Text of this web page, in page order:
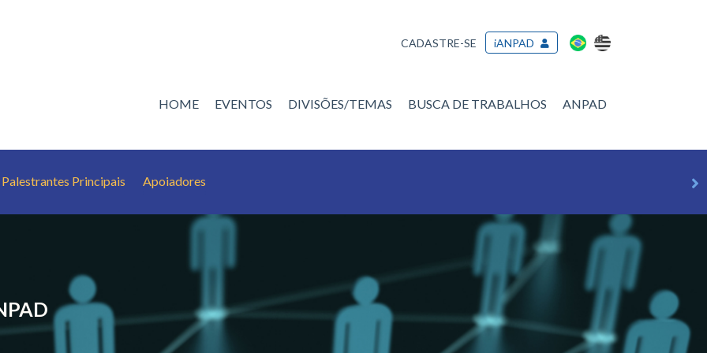
CADASTRE-SE iANPAD
HOME EVENTOS DIVISÕES/TEMAS BUSCA DE TRABALHOS ANPAD
Palestrantes Principais Apoiadores